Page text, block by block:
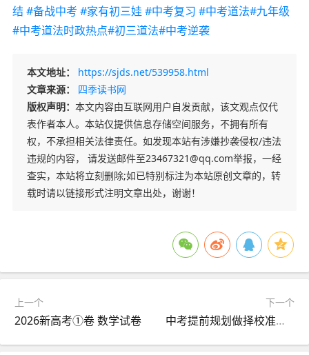
结 #备战中考 #家有初三娃 #中考复习 #中考道法#九年级
#中考道法时政热点#初三道法#中考逆袭
本文地址：
https://sjds.net/539958.html
文章来源：
四季读书网
版权声明： 本文内容由互联网用户自发贡献，该文观点仅代
表作者本人。本站仅提供信息存储空间服务，不拥有所有
权，不承担相关法律责任。如发现本站有涉嫌抄袭侵权/违法
违规的内容， 请发送邮件至23467321@qq.com举报，一经
查实，本站将立刻删除;如已特别标注为本站原创文章的，转
载时请以链接形式注明文章出处，谢谢！
上一个
2026新高考①卷 数学试卷
下一个
中考提前规划做择校准备！不是坏事！